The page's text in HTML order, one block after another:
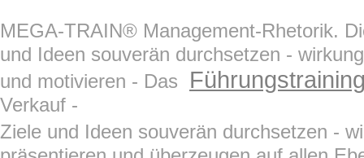
MEGA-TRAIN® Management-Rhetorik.
und Ideen souverän durchsetzen -
und motivieren - Das
Verkauf -
Ziele und Ideen souverän durchsetzen -